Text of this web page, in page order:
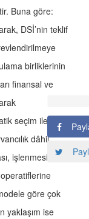
Buna göre:
DSİ’nin teklif
birliklerinin
finansal ve
seçim ile
dâhil
işlenmesi,
göre çok
yaklaşım ise